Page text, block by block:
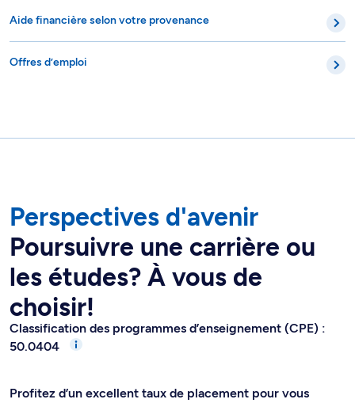
Aide financière selon votre provenance
Offres d’emploi
Perspectives d'avenir
Poursuivre une carrière ou
les études? À vous de
choisir!
Classification des programmes d’enseignement (CPE) :
50.0404
Profitez d’un excellent taux de placement pour vous